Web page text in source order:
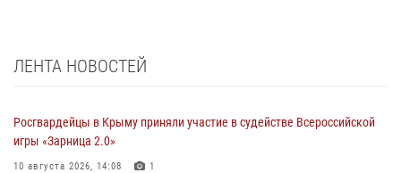
ЛЕНТА НОВОСТЕЙ
Росгвардейцы в Крыму приняли участие в судействе Всероссийской
игры «Зарница 2.0»
10 августа 2026, 14:08 1